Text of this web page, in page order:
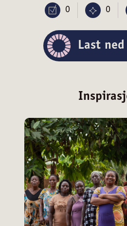
personvernserklæring/
0 0
Last ned